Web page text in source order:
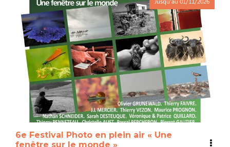
6e Festival Photo en plein air « Une
fenêtre sur le monde »